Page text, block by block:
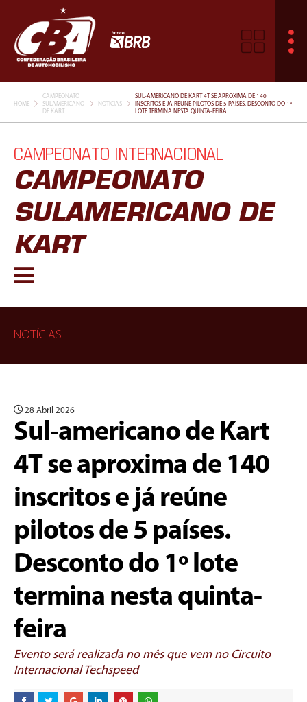
HOME
CAMPEONATO
SULAMERICANO
DE KART
NOTÍCIAS
SUL-AMERICANO DE KART 4T SE APROXIMA DE 140
INSCRITOS E JÁ REÚNE PILOTOS DE 5 PAÍSES. DESCONTO DO 1º
LOTE TERMINA NESTA QUINTA-FEIRA
CAMPEONATO INTERNACIONAL
CAMPEONATO
SULAMERICANO DE
KART
NOTÍCIAS
28 Abril 2026
Sul-americano de Kart
4T se aproxima de 140
inscritos e já reúne
pilotos de 5 países.
Desconto do 1º lote
termina nesta quinta-
feira
Evento será realizada no mês que vem no Circuito
Internacional Techspeed